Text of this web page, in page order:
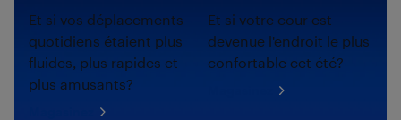
Et si vos déplacements
quotidiens étaient plus
fluides, plus rapides et
plus amusants?
Et si votre cour est
devenue l'endroit le plus
confortable cet été?